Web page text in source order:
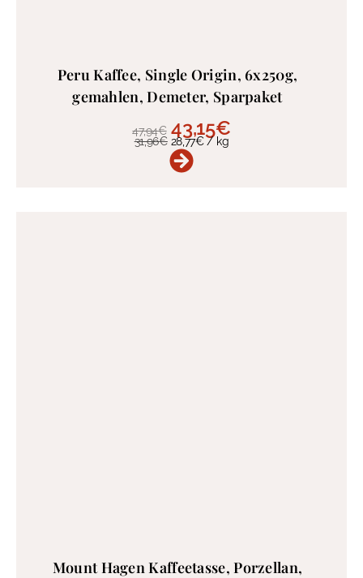
Peru Kaffee, Single Origin, 6x250g,
gemahlen, Demeter, Sparpaket
47,94€ 43,15€
31,96€ 28,77€/ kg
Mount Hagen Kaffeetasse, Porzellan,